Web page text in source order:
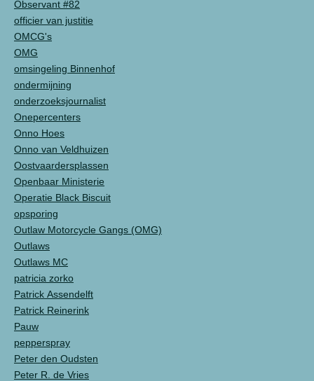
Observant #82
officier van justitie
OMCG's
OMG
omsingeling Binnenhof
ondermijning
onderzoeksjournalist
Onepercenters
Onno Hoes
Onno van Veldhuizen
Oostvaardersplassen
Openbaar Ministerie
Operatie Black Biscuit
opsporing
Outlaw Motorcycle Gangs (OMG)
Outlaws
Outlaws MC
patricia zorko
Patrick Assendelft
Patrick Reinerink
Pauw
pepperspray
Peter den Oudsten
Peter R. de Vries